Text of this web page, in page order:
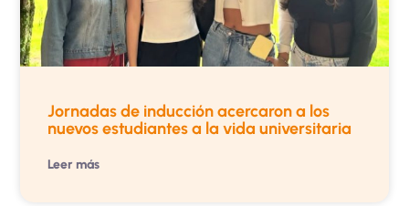
Jornadas de inducción acercaron a los
nuevos estudiantes a la vida universitaria
Leer más